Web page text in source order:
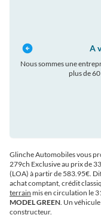
A
Nous sommes une
plus de
Glinche Automobiles vous
279ch Exclusive au prix de
(LOA) à partir de 583.95€.
achat comptant, crédit
terrain mis en circulation le
MODEL GREEN. Un
constructeur.